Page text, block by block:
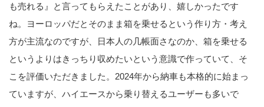
も売れる』と言ってもらえたことがあり、嬉しかったです
ね。ヨーロッパだとそのまま箱を乗せるという作り方・考え
方が主流なのですが、日本人の几帳面さなのか、箱を乗せる
というよりはきっちり収めたいという意識で作っていて、そ
こを評価いただきました。2024年から納車も本格的に始まっ
ていますが、ハイエースから乗り替えるユーザーも多いで